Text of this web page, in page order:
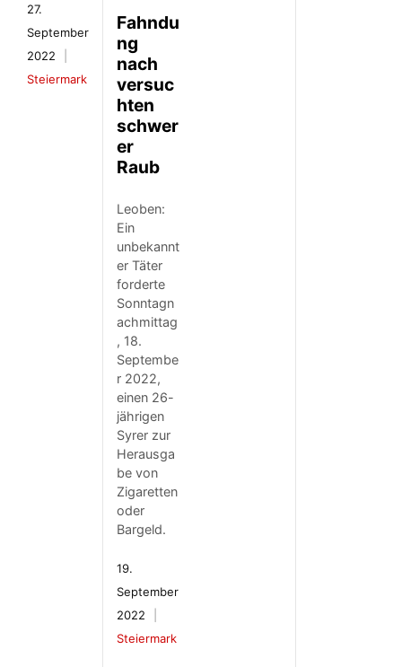
27.
September
2022
Steiermark
Fahndu
ng
nach
versuc
hten
schwer
er
Raub
Leoben:
Ein
unbekannt
er Täter
forderte
Sonntagn
achmittag
, 18.
Septembe
r 2022,
einen 26-
jährigen
Syrer zur
Herausga
be von
Zigaretten
oder
Bargeld.
19.
September
2022
Steiermark